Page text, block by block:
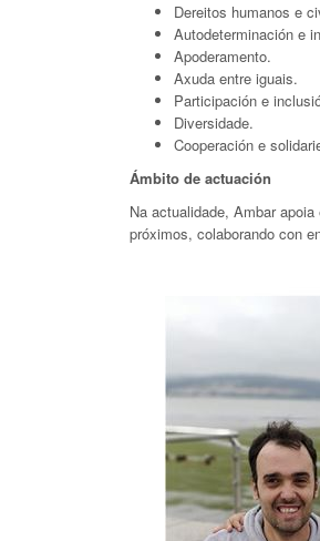
Dereitos humanos e
Autodeterminación e
Apoderamento.
Axuda entre iguais.
Participación e
Diversidade.
Cooperación e
Ámbito de actuación
Na actualidade, Ambar
próximos, colaborando con